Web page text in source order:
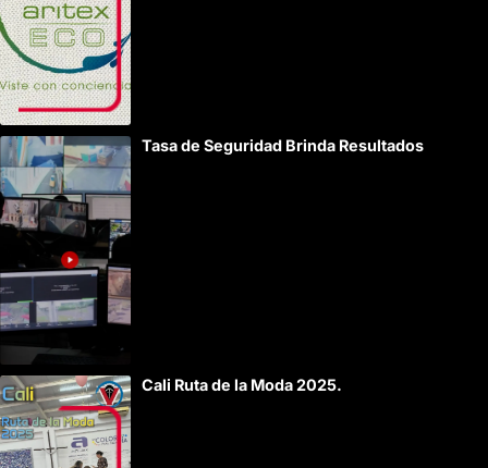
Tasa de Seguridad Brinda Resultados
Cali Ruta de la Moda 2025.